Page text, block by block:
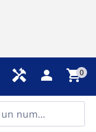
handyman person shopping_cart0